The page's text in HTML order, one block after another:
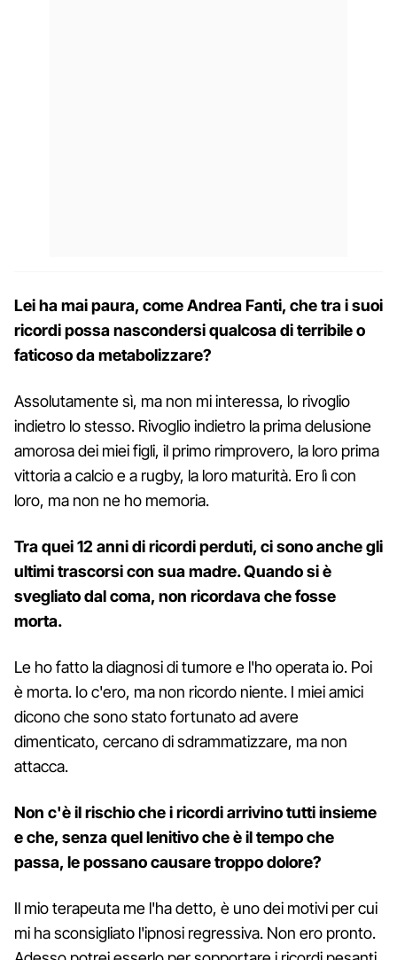
Lei ha mai paura, come Andrea Fanti, che tra i suoi
ricordi possa nascondersi qualcosa di terribile o
faticoso da metabolizzare?
Assolutamente sì, ma non mi interessa, lo rivoglio
indietro lo stesso. Rivoglio indietro la prima delusione
amorosa dei miei figli, il primo rimprovero, la loro prima
vittoria a calcio e a rugby, la loro maturità. Ero lì con
loro, ma non ne ho memoria.
Tra quei 12 anni di ricordi perduti, ci sono anche gli
ultimi trascorsi con sua madre. Quando si è
svegliato dal coma, non ricordava che fosse
morta.
Le ho fatto la diagnosi di tumore e l'ho operata io. Poi
è morta. Io c'ero, ma non ricordo niente. I miei amici
dicono che sono stato fortunato ad avere
dimenticato, cercano di sdrammatizzare, ma non
attacca.
Non c'è il rischio che i ricordi arrivino tutti insieme
e che, senza quel lenitivo che è il tempo che
passa, le possano causare troppo dolore?
Il mio terapeuta me l'ha detto, è uno dei motivi per cui
mi ha sconsigliato l'ipnosi regressiva. Non ero pronto.